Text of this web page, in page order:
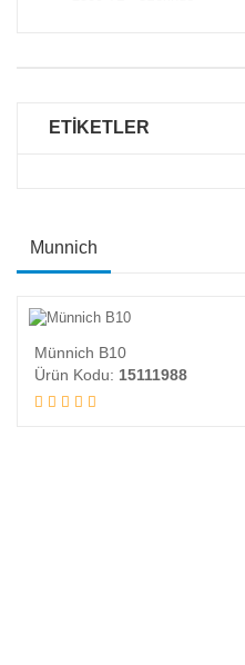
ETİKETLER
Munnich
Münnich B10
Ürün Kodu: 15111988